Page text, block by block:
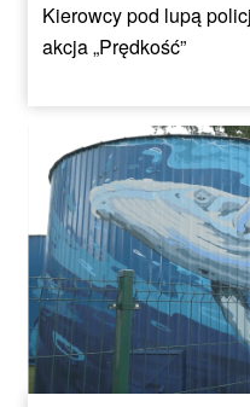
Kierowcy pod lupą
akcja „Prędkość”